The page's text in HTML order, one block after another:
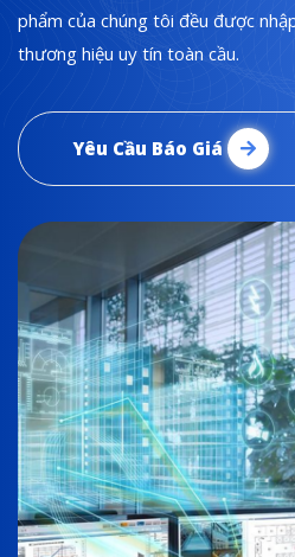
phẩm của chúng tôi đều được
thương hiệu uy tín toàn cầu.
Yêu Cầu Báo Giá